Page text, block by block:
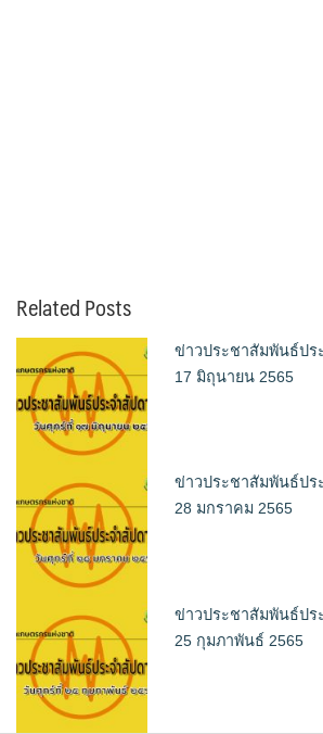
Related Posts
ข่าวประชาสัมพันธ์ปร
17 มิถุนายน 2565
ข่าวประชาสัมพันธ์ปร
28 มกราคม 2565
ข่าวประชาสัมพันธ์ปร
25 กุมภาพันธ์ 2565